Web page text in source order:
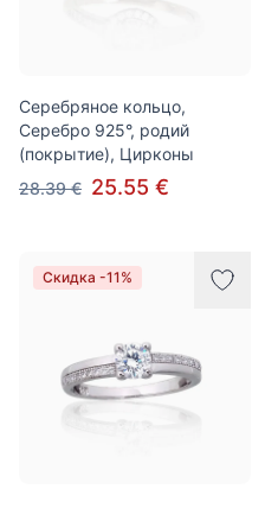
Серебряное кольцо,
Серебро 925°, родий
(покрытие), Цирконы
28.39 € 25.55 €
Скидка -11%